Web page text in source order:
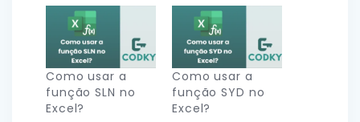
Como usar a
função SLN no
Excel?
Como usar a
função SYD no
Excel?